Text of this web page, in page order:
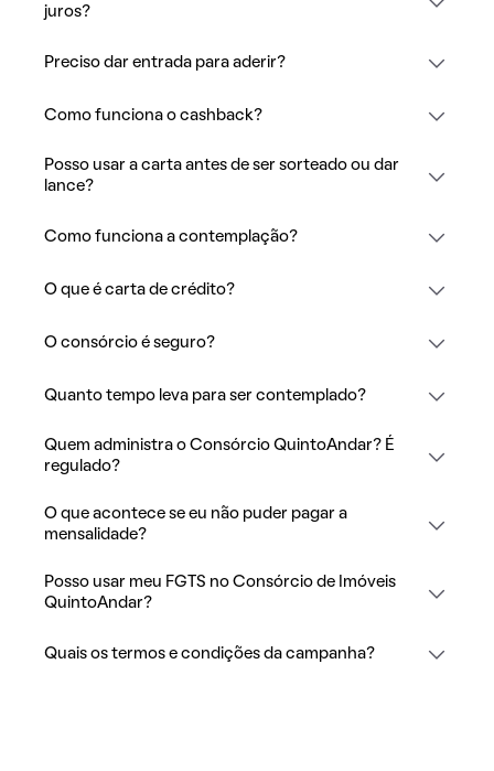
juros?
Preciso dar entrada para aderir?
Como funciona o cashback?
Posso usar a carta antes de ser sorteado ou dar
lance?
Como funciona a contemplação?
O que é carta de crédito?
O consórcio é seguro?
Quanto tempo leva para ser contemplado?
Quem administra o Consórcio QuintoAndar? É
regulado?
O que acontece se eu não puder pagar a
mensalidade?
Posso usar meu FGTS no Consórcio de Imóveis
QuintoAndar?
Quais os termos e condições da campanha?